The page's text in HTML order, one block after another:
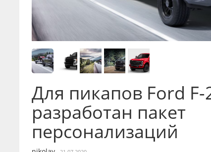
Для пикапов Ford F-
разработан пакет
персонализаций